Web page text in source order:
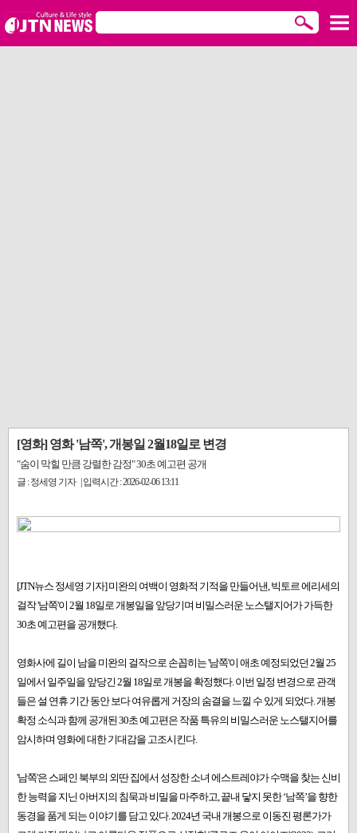
[영화] 영화 '남쪽', 개봉일 2월18일로 변경
"숨이 막힐 만큼 강렬한 감정" 30초 예고편 공개
글 : 정세영 기자 | 입력시간 : 2026-02-06 13:11
[JTN뉴스 정세영 기자] 미완의 여백이 영화적 기적을 만들어낸, 빅토르 에리세의
걸작 '남쪽'이 2월 18일로 개봉일을 앞당기며 비밀스러운 노스탤지어가 가득한
30초 예고편을 공개했다.
영화사에 길이 남을 미완의 걸작으로 손꼽히는 '남쪽'이 애초 예정되었던 2월 25
일에서 일주일을 앞당긴 2월 18일로 개봉을 확정했다. 이번 일정 변경으로 관객
들은 설 연휴 기간 동안 보다 여유롭게 거장의 숨결을 느낄 수 있게 되었다. 개봉
확정 소식과 함께 공개된 30초 예고편은 작품 특유의 비밀스러운 노스탤지어를
암시하며 영화에 대한 기대감을 고조시킨다.
'남쪽'은 스페인 북부의 외딴 집에서 성장한 소녀 에스트레야가 수맥을 찾는 신비
한 능력을 지닌 아버지의 침묵과 비밀을 마주하고, 끝내 닿지 못한 ‘남쪽’을 향한
동경을 품게 되는 이야기를 담고 있다. 2024년 국내 개봉으로 이동진 평론가가